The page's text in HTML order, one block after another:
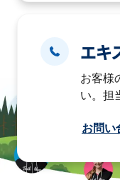
エキ
お客様
い。担
お問い